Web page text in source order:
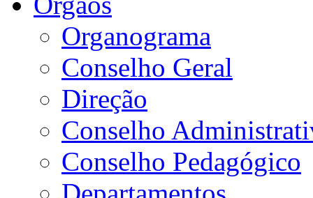
Organograma
Conselho Geral
Direção
Conselho
Conselho Pedagógico